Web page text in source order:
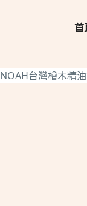
首
NOAH台灣檜木精